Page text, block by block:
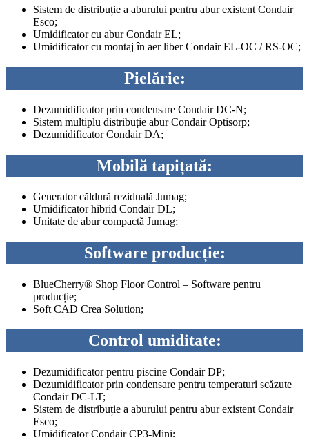
Sistem de distribuție a aburului pentru abur existent Condair
Esco;
Umidificator cu abur Condair EL;
Umidificator cu montaj în aer liber Condair EL-OC / RS-OC;
Pielărie:
Dezumidificator prin condensare Condair DC-N;
Sistem multiplu distribuție abur Condair Optisorp;
Dezumidificator Condair DA;
Mobilă tapițată:
Generator căldură reziduală Jumag;
Umidificator hibrid Condair DL;
Unitate de abur compactă Jumag;
Software producție:
BlueCherry® Shop Floor Control – Software pentru
producție;
Soft CAD Crea Solution;
Control umiditate:
Dezumidificator pentru piscine Condair DP;
Dezumidificator prin condensare pentru temperaturi scăzute
Condair DC-LT;
Sistem de distribuție a aburului pentru abur existent Condair
Esco;
Umidificator Condair CP3-Mini;